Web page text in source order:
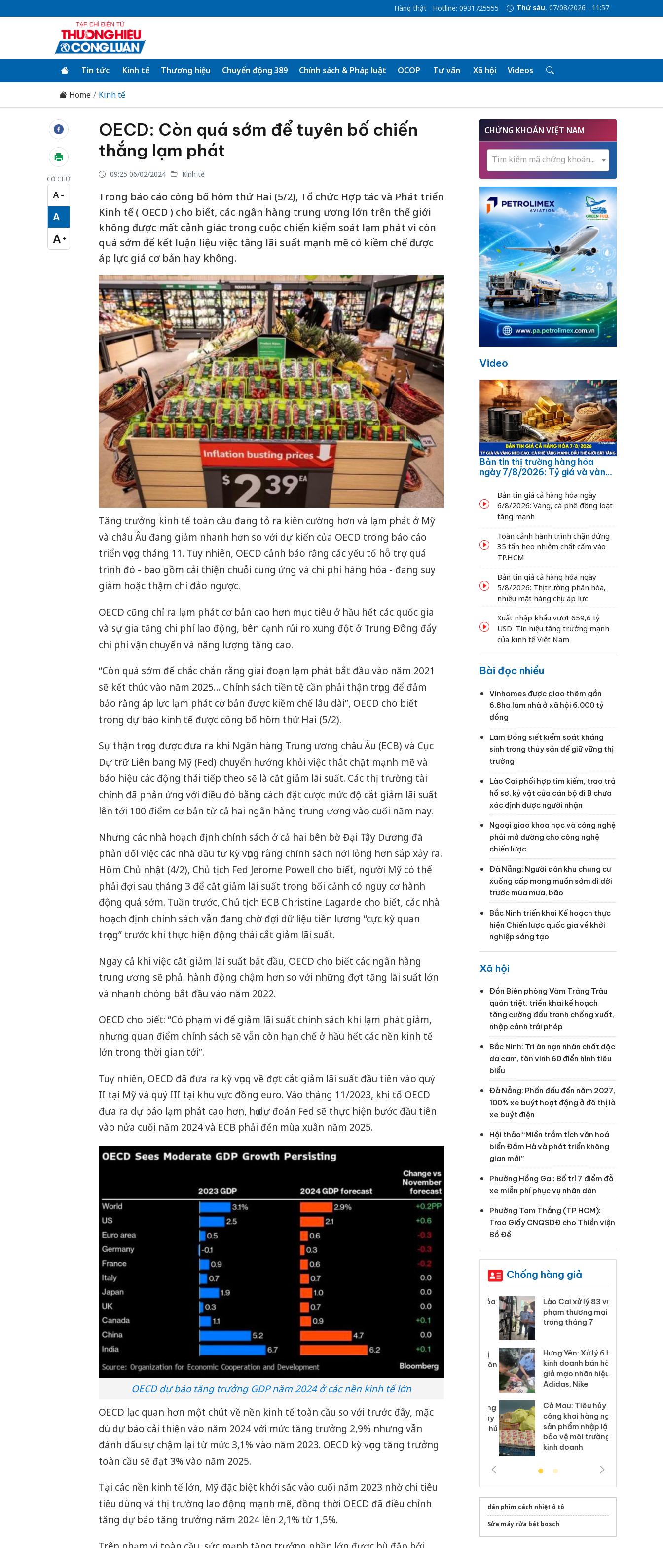
Hàng thật Hotline: 0931725555 Thứ sáu, 07/08/2026 - 11:57
Tin tức Kinh tế Thương hiệu Chuyển động 389 Chính sách & Pháp luật OCOP Tư vấn Xã hội Videos
Home Kinh tế
CỠ CHỮ
A −
Cỡ chữ nhỏ
A
Cỡ chữ vừa
A +
Cỡ chữ lớn
OECD: Còn quá sớm để tuyên bố chiến
thắng lạm phát
09:25 06/02/2024 Kinh tế
Trong báo cáo công bố hôm thứ Hai (5/2), Tổ chức Hợp tác và Phát triển
Kinh tế ( OECD ) cho biết, các ngân hàng trung ương lớn trên thế giới
không được mất cảnh giác trong cuộc chiến kiểm soát lạm phát vì còn
quá sớm để kết luận liệu việc tăng lãi suất mạnh mẽ có kiềm chế được
áp lực giá cơ bản hay không.
Tăng trưởng kinh tế toàn cầu đang tỏ ra kiên cường hơn và lạm phát ở Mỹ
và châu Âu đang giảm nhanh hơn so với dự kiến của OECD trong báo cáo
triển vọng tháng 11. Tuy nhiên, OECD cảnh báo rằng các yếu tố hỗ trợ quá
trình đó - bao gồm cải thiện chuỗi cung ứng và chi phí hàng hóa - đang suy
giảm hoặc thậm chí đảo ngược.
OECD cũng chỉ ra lạm phát cơ bản cao hơn mục tiêu ở hầu hết các quốc gia
và sự gia tăng chi phí lao động, bên cạnh rủi ro xung đột ở Trung Đông đẩy
chi phí vận chuyển và năng lượng tăng cao.
“Còn quá sớm để chắc chắn rằng giai đoạn lạm phát bắt đầu vào năm 2021
sẽ kết thúc vào năm 2025… Chính sách tiền tệ cần phải thận trọng để đảm
bảo rằng áp lực lạm phát cơ bản được kiềm chế lâu dài”, OECD cho biết
trong dự báo kinh tế được công bố hôm thứ Hai (5/2).
Sự thận trọng được đưa ra khi Ngân hàng Trung ương châu Âu (ECB) và Cục
Dự trữ Liên bang Mỹ (Fed) chuyển hướng khỏi việc thắt chặt mạnh mẽ và
báo hiệu các động thái tiếp theo sẽ là cắt giảm lãi suất. Các thị trường tài
chính đã phản ứng với điều đó bằng cách đặt cược mức độ cắt giảm lãi suất
lên tới 100 điểm cơ bản từ cả hai ngân hàng trung ương vào cuối năm nay.
Nhưng các nhà hoạch định chính sách ở cả hai bên bờ Đại Tây Dương đã
phản đối việc các nhà đầu tư kỳ vọng rằng chính sách nới lỏng hơn sắp xảy ra.
Hôm Chủ nhật (4/2), Chủ tịch Fed Jerome Powell cho biết, người Mỹ có thể
phải đợi sau tháng 3 để cắt giảm lãi suất trong bối cảnh có nguy cơ hành
động quá sớm. Tuần trước, Chủ tịch ECB Christine Lagarde cho biết, các nhà
hoạch định chính sách vẫn đang chờ đợi dữ liệu tiền lương “cực kỳ quan
trọng” trước khi thực hiện động thái cắt giảm lãi suất.
Ngay cả khi việc cắt giảm lãi suất bắt đầu, OECD cho biết các ngân hàng
trung ương sẽ phải hành động chậm hơn so với những đợt tăng lãi suất lớn
và nhanh chóng bắt đầu vào năm 2022.
OECD cho biết: “Có phạm vi để giảm lãi suất chính sách khi lạm phát giảm,
nhưng quan điểm chính sách sẽ vẫn còn hạn chế ở hầu hết các nền kinh tế
lớn trong thời gian tới”.
Tuy nhiên, OECD đã đưa ra kỳ vọng về đợt cắt giảm lãi suất đầu tiên vào quý
II tại Mỹ và quý III tại khu vực đồng euro. Vào tháng 11/2023, khi tổ OECD
đưa ra dự báo lạm phát cao hơn, họ dự đoán Fed sẽ thực hiện bước đầu tiên
vào nửa cuối năm 2024 và ECB phải đến mùa xuân năm 2025.
OECD dự báo tăng trưởng GDP năm 2024 ở các nền kinh tế lớn
OECD lạc quan hơn một chút về nền kinh tế toàn cầu so với trước đây, mặc
dù dự báo cải thiện vào năm 2024 với mức tăng trưởng 2,9% nhưng vẫn
đánh dấu sự chậm lại từ mức 3,1% vào năm 2023. OECD kỳ vọng tăng trưởng
toàn cầu sẽ đạt 3% vào năm 2025.
Tại các nền kinh tế lớn, Mỹ đặc biệt khởi sắc vào cuối năm 2023 nhờ chi tiêu
tiêu dùng và thị trường lao động mạnh mẽ, đồng thời OECD đã điều chỉnh
tăng dự báo tăng trưởng năm 2024 lên 2,1% từ 1,5%.
CHỨNG KHOÁN VIỆT NAM
Tìm kiếm mã chứng khoán...
Video
Bản tin thị trường hàng hóa
ngày 7/8/2026: Tỷ giá và vàng
dầu thế giới bật tăng
Bản tin giá cả hàng hóa ngày
6/8/2026: Vàng, cà phê đồng loạt
tăng mạnh
Toàn cảnh hành trình chặn đứng
35 tấn heo nhiễm chất cấm vào
TP.HCM
Bản tin giá cả hàng hóa ngày
5/8/2026: Thị trường phân hóa,
nhiều mặt hàng chịu áp lực
Xuất nhập khẩu vượt 659,6 tỷ
USD: Tín hiệu tăng trưởng mạnh
của kinh tế Việt Nam
Bài đọc nhiều
Vinhomes được giao thêm gần
6,8ha làm nhà ở xã hội 6.000 tỷ
đồng
Lâm Đồng siết kiểm soát kháng
sinh trong thủy sản để giữ vững thị
trường
Lào Cai phối hợp tìm kiếm, trao trả
hồ sơ, kỷ vật của cán bộ đi B chưa
xác định được người nhận
Ngoại giao khoa học và công nghệ
phải mở đường cho công nghệ
chiến lược
Đà Nẵng: Người dân khu chung cư
xuống cấp mong muốn sớm di dời
trước mùa mưa, bão
Bắc Ninh triển khai Kế hoạch thực
hiện Chiến lược quốc gia về khởi
nghiệp sáng tạo
Xã hội
Đồn Biên phòng Vàm Trảng Trâu
quán triệt, triển khai kế hoạch
tăng cường đấu tranh chống xuất,
nhập cảnh trái phép
Bắc Ninh: Tri ân nạn nhân chất độc
da cam, tôn vinh 60 điển hình tiêu
biểu
Đà Nẵng: Phấn đấu đến năm 2027,
100% xe buýt hoạt động ở đô thị là
xe buýt điện
Hội thảo “Miền trầm tích văn hoá
biển Đầm Hà và phát triển không
gian mới”
Phường Hồng Gai: Bố trí 7 điểm đỗ
xe miễn phí phục vụ nhân dân
Phường Tam Thắng (TP HCM):
Trao Giấy CNQSDĐ cho Thiền viện
Bồ Đề
Chống hàng giả
Công an Thanh Hóa
tìm bị hại trong vụ
án sản xuất, buôn
bán yến sào giả
Thanh Hóa: Tìm bị
hại trong vụ án buôn
An Giang: Đối tượng
chủ mưu đường dây
bán hàng giả tại Phú
Quốc ra đầu thú
Lào Cai xử lý 83 vụ vi
phạm thương mại
trong tháng 7
Hưng Yên: Xử lý 6 hộ
kinh doanh bán hàng
giả mạo nhãn hiệu
Adidas, Nike
Cà Mau: Tiêu hủy
công khai hàng ngàn
sản phẩm nhập lậu,
bảo vệ môi trường
kinh doanh
dán phim cách nhiệt ô tô
Sửa máy rửa bát bosch